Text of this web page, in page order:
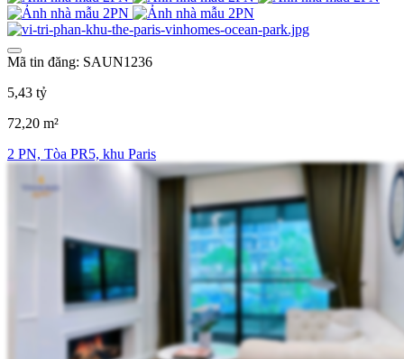
Mã tin đăng: SAUN1236
5,43 tỷ
72,20 m²
2 PN, Tòa PR5, khu Paris